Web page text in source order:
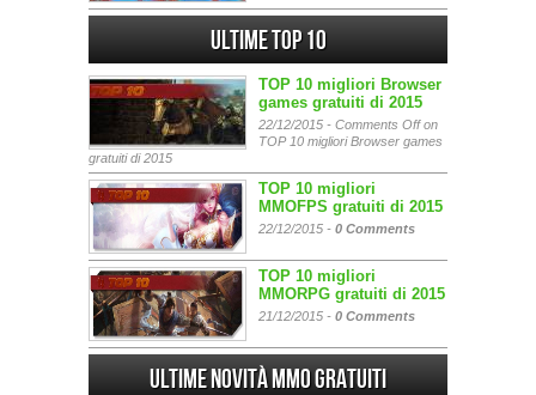
Ultime Top 10
TOP 10 migliori Browser
games gratuiti di 2015
22/12/2015 - Comments Offon
TOP 10 migliori Browser games
gratuiti di 2015
TOP 10 migliori
MMOFPS gratuiti di 2015
22/12/2015 - 0 Comments
TOP 10 migliori
MMORPG gratuiti di 2015
21/12/2015 - 0 Comments
Ultime Novità MMO gratuiti